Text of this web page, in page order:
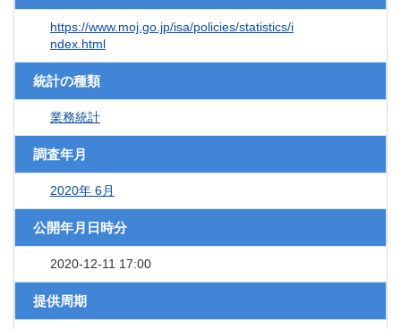
https://www.moj.go.jp/isa/policies/statistics/i
ndex.html
統計の種類
業務統計
調査年月
2020年 6月
公開年月日時分
2020-12-11 17:00
提供周期